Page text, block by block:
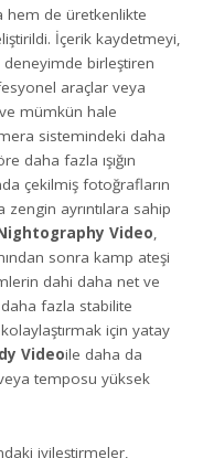
hem de üretkenlikte
İçerik kaydetmeyi,
deneyimde birleştiren
araçlar veya
mümkün hale
sistemindeki daha
daha fazla ışığın
çekilmiş fotoğrafların
zengin ayrıntılara sahip
Video,
sonra kamp ateşi
dahi daha net ve
daha fazla stabilite
için yatay
Videoile daha da
temposu yüksek
iyileştirmeler,